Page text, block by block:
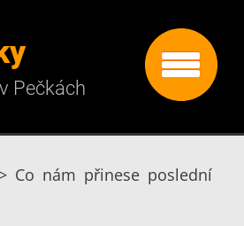
Pečkách
> Co nám přinese poslední